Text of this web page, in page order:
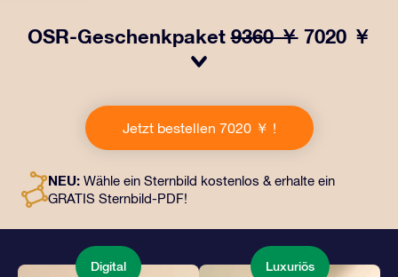
OSR-Geschenkpaket9360 ￥ 7020 ￥
Geschenkpaket! Dieses Geschenk enthält einen
schönen Umschlag und personalisierte Dokumente, die
an eine Adresse Ihrer Wahl gesendet werden, sowie
unserer Apps. Es ist eine zauberhafte Art, Freunden und
Liebsten ein unvergängliches Geschenk zu
Jetzt bestellen 7020 ￥ !
NEU: Wähle ein Sternbild kostenlos & erhalte ein
GRATIS Sternbild-PDF!
Digital Luxuriös